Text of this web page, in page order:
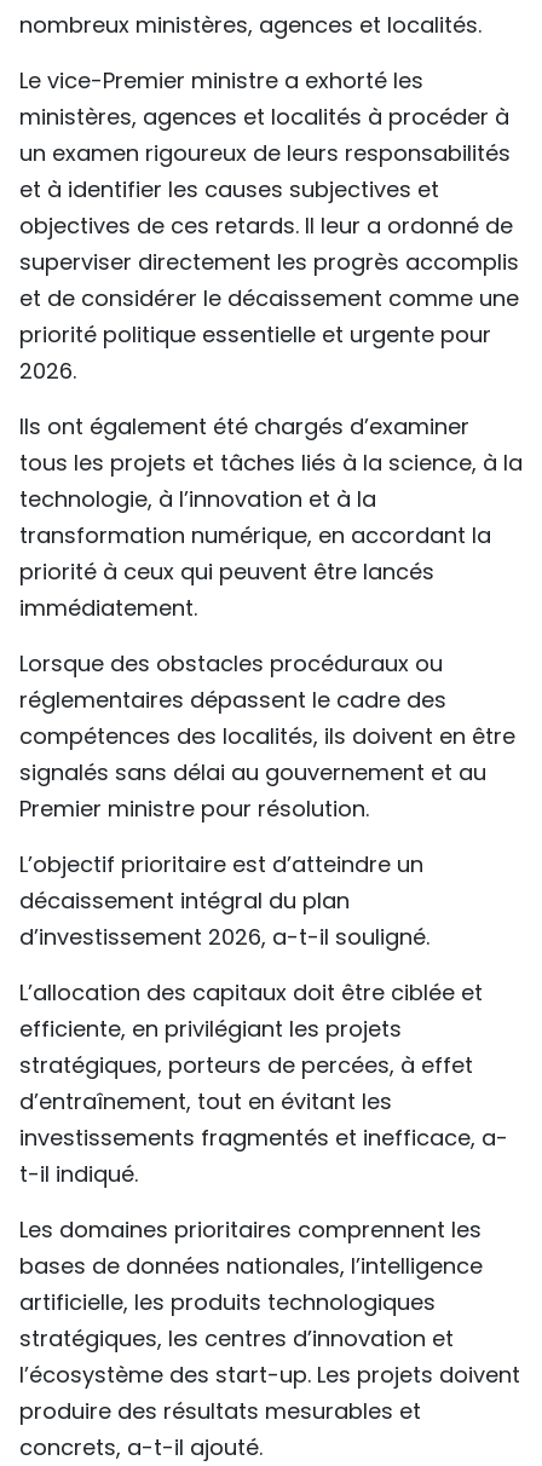
nombreux ministères, agences et localités.
Le vice-Premier ministre a exhorté les
ministères, agences et localités à procéder à
un examen rigoureux de leurs responsabilités
et à identifier les causes subjectives et
objectives de ces retards. Il leur a ordonné de
superviser directement les progrès accomplis
et de considérer le décaissement comme une
priorité politique essentielle et urgente pour
2026.
Ils ont également été chargés d’examiner
tous les projets et tâches liés à la science, à la
technologie, à l’innovation et à la
transformation numérique, en accordant la
priorité à ceux qui peuvent être lancés
immédiatement.
Lorsque des obstacles procéduraux ou
réglementaires dépassent le cadre des
compétences des localités, ils doivent en être
signalés sans délai au gouvernement et au
Premier ministre pour résolution.
L’objectif prioritaire est d’atteindre un
décaissement intégral du plan
d’investissement 2026, a-t-il souligné.
L’allocation des capitaux doit être ciblée et
efficiente, en privilégiant les projets
stratégiques, porteurs de percées, à effet
d’entraînement, tout en évitant les
investissements fragmentés et inefficace, a-
t-il indiqué.
Les domaines prioritaires comprennent les
bases de données nationales, l’intelligence
artificielle, les produits technologiques
stratégiques, les centres d’innovation et
l’écosystème des start-up. Les projets doivent
produire des résultats mesurables et
concrets, a-t-il ajouté.